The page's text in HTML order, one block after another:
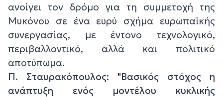
ανοίγει τον δρόμο για τη συμμετοχή της
Μυκόνου σε ένα ευρύ σχήμα ευρωπαϊκής
συνεργασίας, με έντονο τεχνολογικό,
περιβαλλοντικό, αλλά και πολιτικό
αποτύπωμα.
Π. Σταυρακόπουλος: "Βασικός στόχος η
ανάπτυξη ενός μοντέλου κυκλικής